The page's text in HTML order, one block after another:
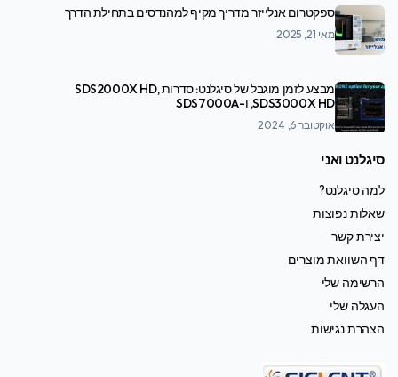
ספקטרום אנלייזר מדריך מקיף למהנדסים בתחילת הדרך
מאי 21, 2025
מבצע לזמן מוגבל של סיגלנט: סדרות SDS2000X HD,
SDS3000X HD, ו-SDS7000A
אוקטובר 6, 2024
סיגלנט ואני
למה סיגלנט?
שאלות נפוצות
יצירת קשר
דף השוואת מוצרים
הרשימה שלי
העגלה שלי
הצהרת נגישות